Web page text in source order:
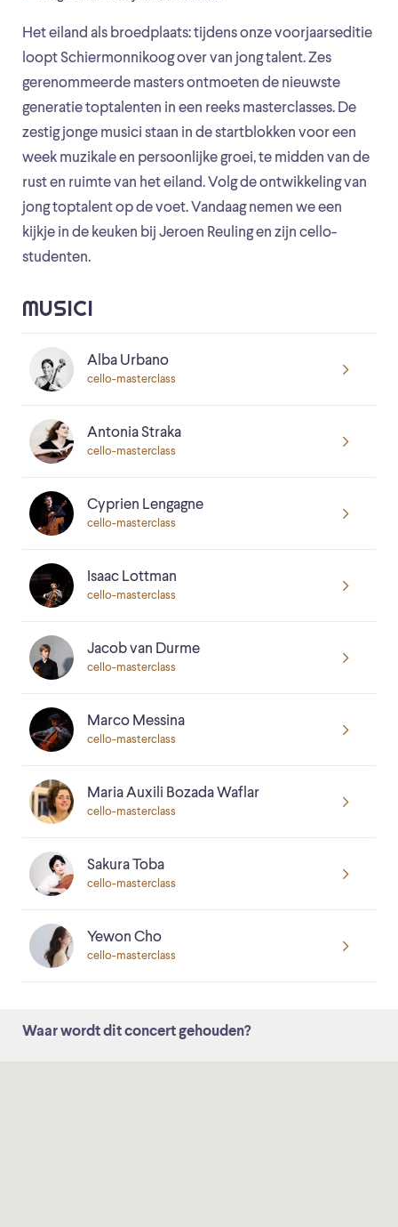
Het eiland als broedplaats: tijdens onze voorjaarseditie
loopt Schiermonnikoog over van jong talent. Zes
gerenommeerde masters ontmoeten de nieuwste
generatie toptalenten in een reeks masterclasses. De
zestig jonge musici staan in de startblokken voor een
week muzikale en persoonlijke groei, te midden van de
rust en ruimte van het eiland. Volg de ontwikkeling van
jong toptalent op de voet. Vandaag nemen we een
kijkje in de keuken bij Jeroen Reuling en zijn cello-
studenten.
MUSICI
Alba Urbano
cello-masterclass
Antonia Straka
cello-masterclass
Cyprien Lengagne
cello-masterclass
Isaac Lottman
cello-masterclass
Jacob van Durme
cello-masterclass
Marco Messina
cello-masterclass
Maria Auxili Bozada Waflar
cello-masterclass
Sakura Toba
cello-masterclass
Yewon Cho
cello-masterclass
Waar wordt dit concert gehouden?